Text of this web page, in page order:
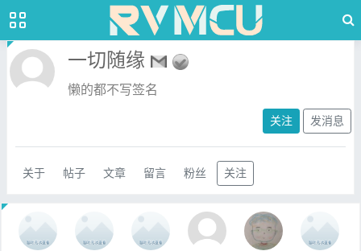
一切随缘
懒的都不写签名
关注 发消息
关于 帖子 文章 留言 粉丝 关注